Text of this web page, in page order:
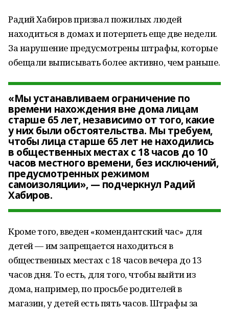
Радий Хабиров призвал пожилых людей
находиться в домах и потерпеть еще две недели.
За нарушение предусмотрены штрафы, которые
обещали выписывать более активно, чем раньше.
«Мы устанавливаем ограничение по
времени нахождения вне дома лицам
старше 65 лет, независимо от того, какие
у них были обстоятельства. Мы требуем,
чтобы лица старше 65 лет не находились
в общественных местах с 18 часов до 10
часов местного времени, без исключений,
предусмотренных режимом
самоизоляции», — подчеркнул Радий
Хабиров.
Кроме того, введен «комендантский час» для
детей — им запрещается находиться в
общественных местах с 18 часов вечера до 13
часов дня. То есть, для того, чтобы выйти из
дома, например, по просьбе родителей в
магазин, у детей есть пять часов. Штрафы за